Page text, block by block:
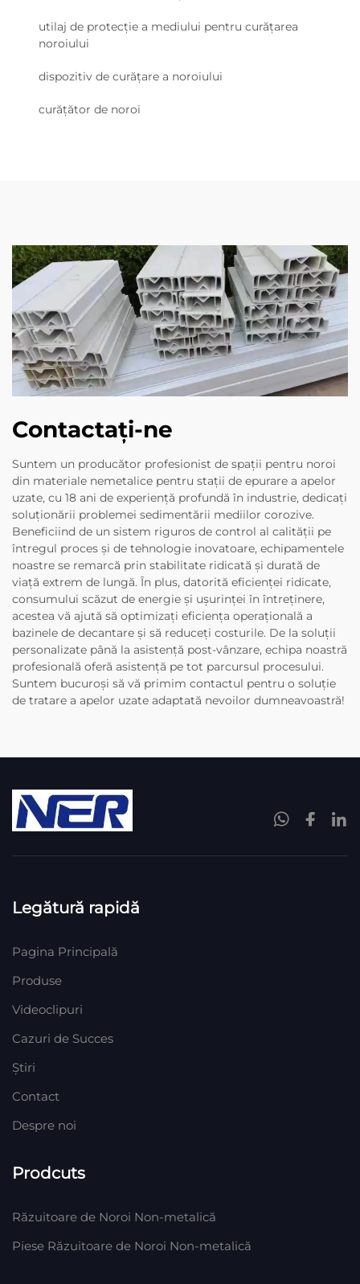
utilaj de protecție a mediului pentru curățarea
noroiului
dispozitiv de curățare a noroiului
curățător de noroi
Contactați-ne
Suntem un producător profesionist de spații pentru noroi
din materiale nemetalice pentru stații de epurare a apelor
uzate, cu 18 ani de experiență profundă în industrie, dedicați
soluționării problemei sedimentării mediilor corozive.
Beneficiind de un sistem riguros de control al calității pe
întregul proces și de tehnologie inovatoare, echipamentele
noastre se remarcă prin stabilitate ridicată și durată de
viață extrem de lungă. În plus, datorită eficienței ridicate,
consumului scăzut de energie și ușurinței în întreținere,
acestea vă ajută să optimizați eficiența operațională a
bazinele de decantare și să reduceți costurile. De la soluții
personalizate până la asistență post-vânzare, echipa noastră
profesională oferă asistență pe tot parcursul procesului.
Suntem bucuroși să vă primim contactul pentru o soluție
de tratare a apelor uzate adaptată nevoilor dumneavoastră!
Legătură rapidă
Pagina Principală
Produse
Videoclipuri
Cazuri de Succes
Știri
Contact
Despre noi
Prodcuts
Răzuitoare de Noroi Non-metalică
Piese Răzuitoare de Noroi Non-metalică